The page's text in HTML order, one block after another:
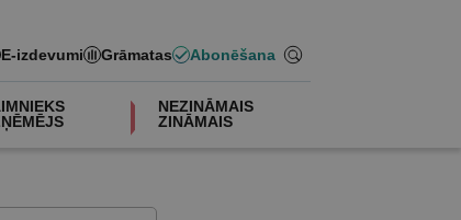
E-izdevumi Grāmatas Abonēšana
NEZINĀMAIS
ZINĀMAIS